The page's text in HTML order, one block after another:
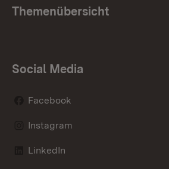
Themenübersicht
Social Media
Facebook
Instagram
LinkedIn